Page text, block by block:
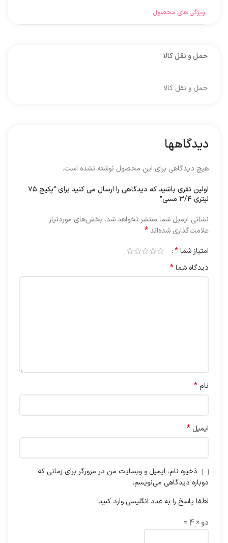
ویژگی های محصول
حمل و نقل کالا
حمل و نقل کالا
دیدگاهها
هیچ دیدگاهی برای این محصول نوشته نشده است.
اولین نفری باشید که دیدگاهی را ارسال می کنید برای “پکیج ۷۵
لیتری ۳/۴ مسی”
نشانی ایمیل شما منتشر نخواهد شد. بخش‌های موردنیاز
علامت‌گذاری شده‌اند*
امتیاز شما*
دیدگاه شما*
نام*
ایمیل *
ذخیره نام، ایمیل و وبسایت من در مرورگر برای زمانی که
دوباره دیدگاهی می‌نویسم.
لطفا پاسخ را به عدد انگلیسی وارد کنید:
دو × 4 =